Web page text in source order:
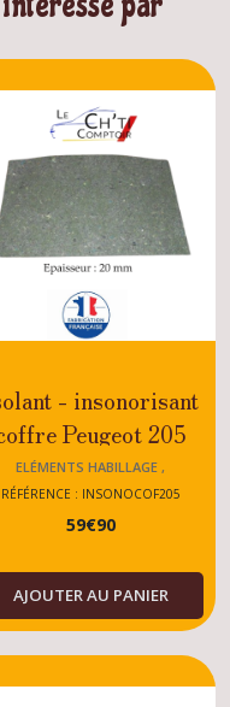
- insonorisant
Peugeot 205
ELÉMENTS HABILLAGE ,
INSONORISANT 205
RÉFÉRENCE : INSONOCOF205
59€90
AJOUTER AU PANIER